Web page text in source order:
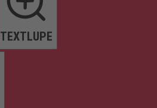
TEXTLUPE